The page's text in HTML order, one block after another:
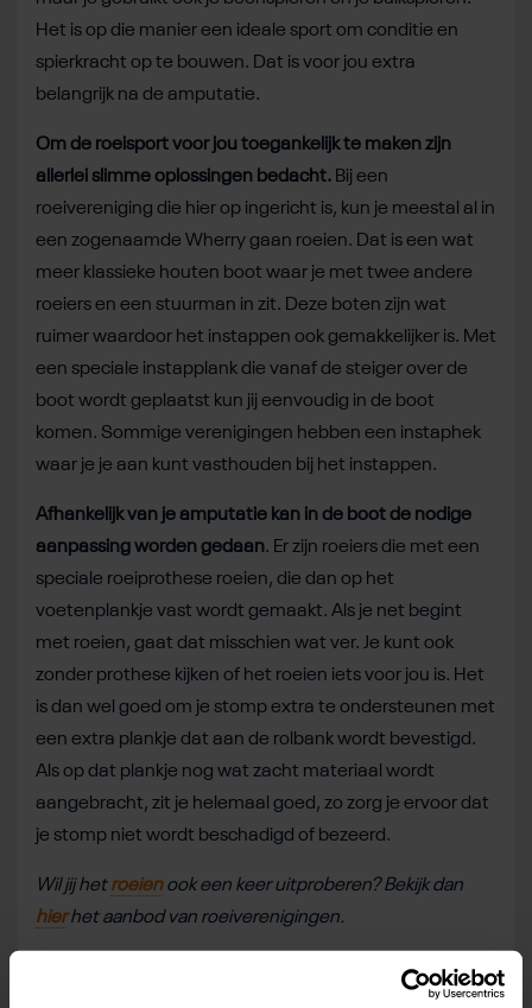
Het is op die manier een ideale sport om conditie en
spierkracht op te bouwen. Dat is voor jou extra
belangrijk na de amputatie.
Om de roeisport voor jou toegankelijk te maken zijn
allerlei slimme oplossingen bedacht. Bij een
roeivereniging die hier op ingericht is, kun je meestal al in
een zogenaamde Wherry gaan roeien. Dat is een wat
meer klassieke houten boot waar je met twee andere
roeiers en een stuurman in zit. Deze boten zijn wat
ruimer waardoor het instappen ook gemakkelijker is. Met
een speciale instapplank die vanaf de steiger over de
boot wordt geplaatst kun jij eenvoudig in de boot
komen. Sommige verenigingen hebben een instaphek
waar je je aan kunt vasthouden bij het instappen.
Afhankelijk van je amputatie kan in de boot de nodige
aanpassing worden gedaan. Er zijn roeiers die met een
speciale roeiprothese roeien, die dan op het
voetenplankje vast wordt gemaakt. Als je net begint
met roeien, gaat dat misschien wat ver. Je kunt ook
zonder prothese kijken of het roeien iets voor jou is. Het
is dan wel goed om je stomp extra te ondersteunen met
een extra plankje dat aan de rolbank wordt bevestigd.
Als op dat plankje nog wat zacht materiaal wordt
aangebracht, zit je helemaal goed, zo zorg je ervoor dat
je stomp niet wordt beschadigd of bezeerd.
Wil jij hetroeienook een keer uitproberen? Bekijk dan
hierhet aanbod van roeiverenigingen.